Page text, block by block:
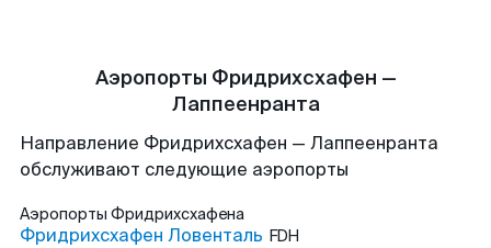
Аэропорты Фридрихсхафен —
Лаппеенранта
Направление Фридрихсхафен — Лаппеенранта
обслуживают следующие аэропорты
Аэропорты Фридрихсхафена
Фридрихсхафен Ловенталь FDH